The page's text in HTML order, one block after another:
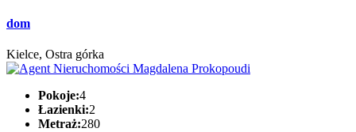
dom
Kielce, Ostra górka
Pokoje:4
Łazienki:2
Metraż:280